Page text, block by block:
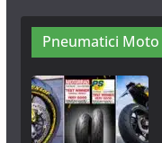
Pneumatici Moto